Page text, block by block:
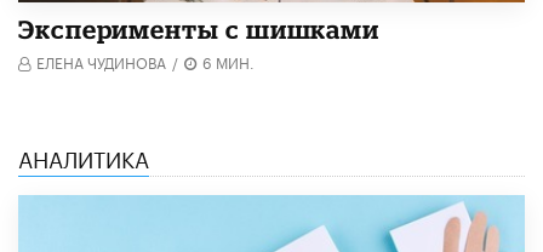
Эксперименты с шишками
ЕЛЕНА ЧУДИНОВА / 6 МИН.
АНАЛИТИКА